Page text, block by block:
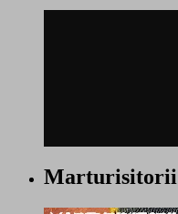
Marturisitorii